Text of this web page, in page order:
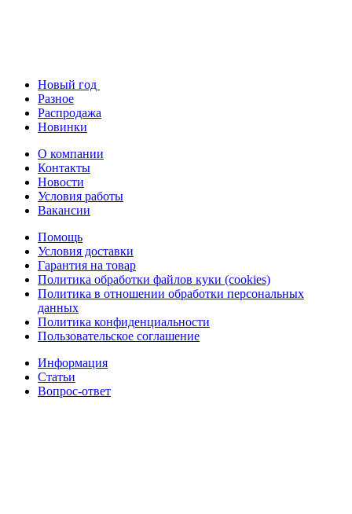
Новый год
Разное
Распродажа
Новинки
О компании
Контакты
Новости
Условия работы
Вакансии
Помощь
Условия доставки
Гарантия на товар
Политика обработки файлов куки (cookies)
Политика в отношении обработки персональных
данных
Политика конфиденциальности
Пользовательское соглашение
Информация
Статьи
Вопрос-ответ